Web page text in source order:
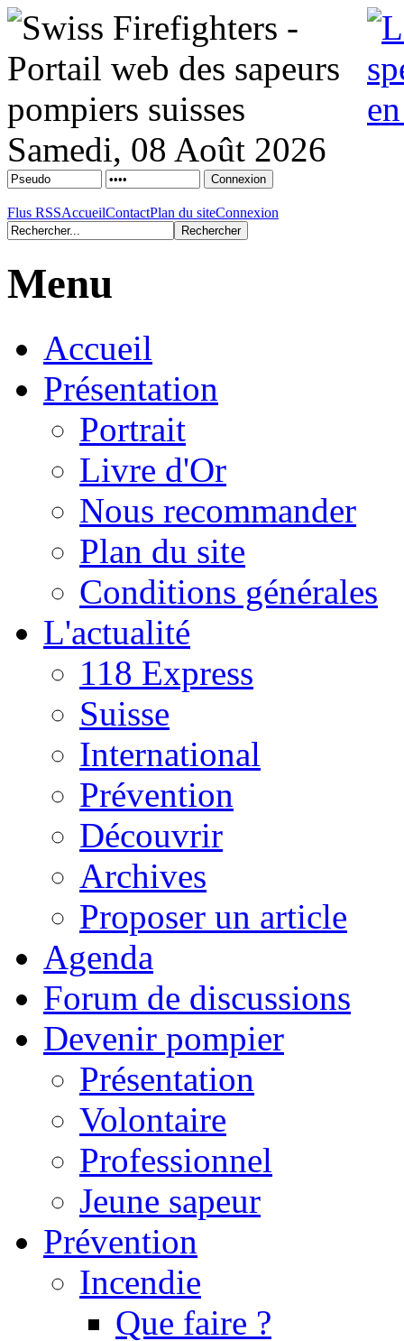
Samedi, 08 Août 2026
Flus RSSAccueilContactPlan du siteConnexion
Menu
Accueil
Présentation
Portrait
Livre d'Or
Nous recommander
Plan du site
Conditions générales
L'actualité
118 Express
Suisse
International
Prévention
Découvrir
Archives
Proposer un article
Agenda
Forum de discussions
Devenir pompier
Présentation
Volontaire
Professionnel
Jeune sapeur
Prévention
Incendie
Que faire ?